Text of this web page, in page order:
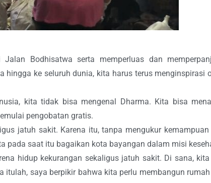
Bodhisatwa serta memperluas dan
ke seluruh dunia, kita harus terus menginspirasi
kita tidak bisa mengenal Dharma. Kita bisa
pengobatan gratis.
jatuh sakit. Karena itu, tanpa mengukur
pada saat itu bagaikan kota bayangan dalam misi
hidup kekurangan sekaligus jatuh sakit. Di sana,
saya berpikir bahwa kita perlu membangun